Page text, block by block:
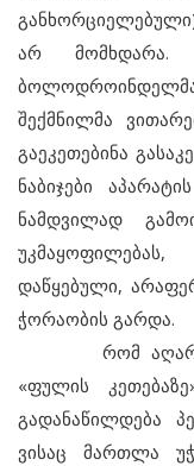
არ მომხდარა.
შექმნილმა
გაეკეთებინა
ნაბიჯები
ნამდვილად
დაწყებული,
ჭორაობის გარდა.
რომ
«ფულის
გადანაწილდება
ვისაც მართლა